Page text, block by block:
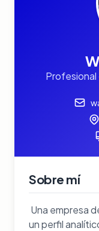
Profesional
Sobre mí
Una empresa
un perfil